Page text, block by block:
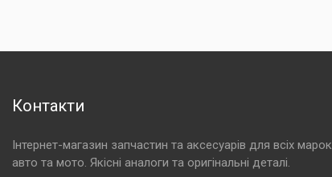
Контакти
Інтернет-магазин запчастин та аксесуарів для всіх марок
авто та мото. Якісні аналоги та оригінальні деталі.